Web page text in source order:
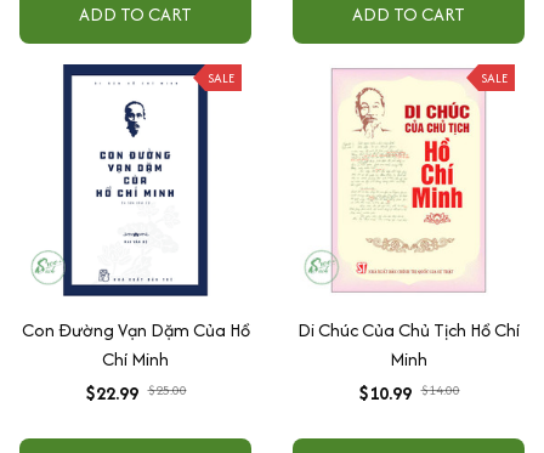
ADD TO CART ADD TO CART
SALE
Con Đường Vạn Dặm Của Hồ
Chí Minh
$22.99 $25.00
SALE
Di Chúc Của Chủ Tịch Hồ Chí
Minh
$10.99 $14.00